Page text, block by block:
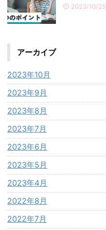
2023/10/25
アーカイブ
2023年10月
2023年9月
2023年8月
2023年7月
2023年6月
2023年5月
2023年4月
2022年8月
2022年7月